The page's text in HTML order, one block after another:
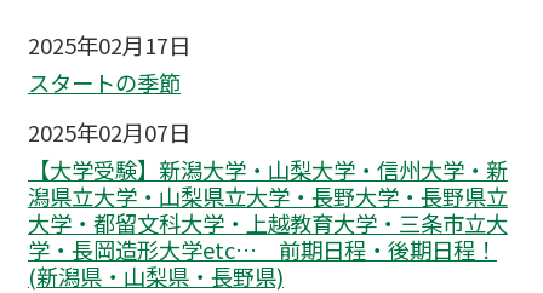
2025年02月17日
スタートの季節
2025年02月07日
【大学受験】新潟大学・山梨大学・信州大学・新
潟県立大学・山梨県立大学・長野大学・長野県立
大学・都留文科大学・上越教育大学・三条市立大
学・長岡造形大学etc… 前期日程・後期日程！
(新潟県・山梨県・長野県)